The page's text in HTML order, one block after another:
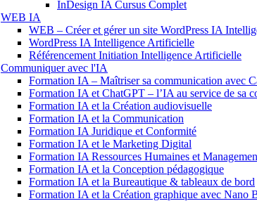
InDesign IA Cursus Complet
WEB IA
WEB – Créer et gérer un site WordPress IA
WordPress IA Intelligence Artificielle
Référencement Initiation Intelligence Artificielle
Communiquer avec l'IA
Formation IA – Maîtriser sa communication avec
Formation IA et ChatGPT – l’IA au service de sa
Formation IA et la Création audiovisuelle
Formation IA et la Communication
Formation IA Juridique et Conformité
Formation IA et le Marketing Digital
Formation IA Ressources Humaines et
Formation IA et la Conception pédagogique
Formation IA et la Bureautique & tableaux de bord
Formation IA et la Création graphique avec Nano